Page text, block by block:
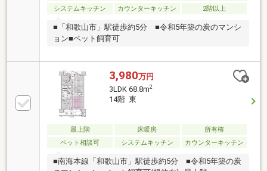
システムキッチン
カウンターキッチン 2階以上
■「和歌山市」駅徒歩約5分 ■令和5年築の炭のマンシ
ョン■ペット飼育可
3,980万円
3LDK 68.8m2
14階 東
最上階 床暖房
所有権
ペット相談可
システムキッチン カウンターキッチン
■南海本線「和歌山市」駅徒歩約5分 ■令和5年築の炭